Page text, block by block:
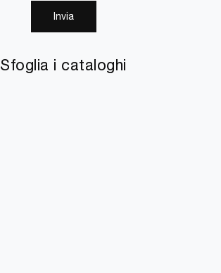
Sfoglia i cataloghi
Invia